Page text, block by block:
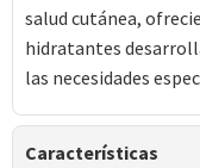
salud cutánea,
hidratantes
las necesidades
Características